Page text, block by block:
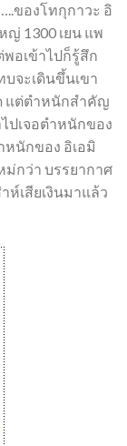
ของโทกุกาวะ อิ
ญ่ 1300 เยน แพ
อเข้าไปก็รู้สึก
จะเดินขึ้นเขา
แต่ตำหนักสำคัญ
ปเจอตำหนักของ
หนักของ อิเอมิ
ม่กว่า บรรยากาศ
ห์เสียเงินมาแล้ว